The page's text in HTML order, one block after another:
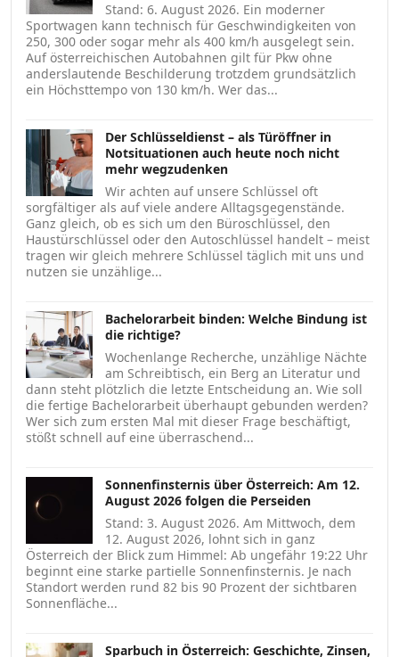
Stand: 6. August 2026. Ein moderner
Sportwagen kann technisch für Geschwindigkeiten von
250, 300 oder sogar mehr als 400 km/h ausgelegt sein.
Auf österreichischen Autobahnen gilt für Pkw ohne
anderslautende Beschilderung trotzdem grundsätzlich
ein Höchsttempo von 130 km/h. Wer das...
Der Schlüsseldienst – als Türöffner in
Notsituationen auch heute noch nicht
mehr wegzudenken
Wir achten auf unsere Schlüssel oft
sorgfältiger als auf viele andere Alltagsgegenstände.
Ganz gleich, ob es sich um den Büroschlüssel, den
Haustürschlüssel oder den Autoschlüssel handelt – meist
tragen wir gleich mehrere Schlüssel täglich mit uns und
nutzen sie unzählige...
Bachelorarbeit binden: Welche Bindung ist
die richtige?
Wochenlange Recherche, unzählige Nächte
am Schreibtisch, ein Berg an Literatur und
dann steht plötzlich die letzte Entscheidung an. Wie soll
die fertige Bachelorarbeit überhaupt gebunden werden?
Wer sich zum ersten Mal mit dieser Frage beschäftigt,
stößt schnell auf eine überraschend...
Sonnenfinsternis über Österreich: Am 12.
August 2026 folgen die Perseiden
Stand: 3. August 2026. Am Mittwoch, dem
12. August 2026, lohnt sich in ganz
Österreich der Blick zum Himmel: Ab ungefähr 19:22 Uhr
beginnt eine starke partielle Sonnenfinsternis. Je nach
Standort werden rund 82 bis 90 Prozent der sichtbaren
Sonnenfläche...
Sparbuch in Österreich: Geschichte, Zinsen,